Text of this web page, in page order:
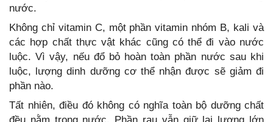
nước.
Không chỉ vitamin C, một phần vitamin nhóm B, kali và
các hợp chất thực vật khác cũng có thể đi vào nước
luộc. Vì vậy, nếu đổ bỏ hoàn toàn phần nước sau khi
luộc, lượng dinh dưỡng cơ thể nhận được sẽ giảm đi
phần nào.
Tất nhiên, điều đó không có nghĩa toàn bộ dưỡng chất
đều nằm trong nước. Phần rau vẫn giữ lại lượng lớn